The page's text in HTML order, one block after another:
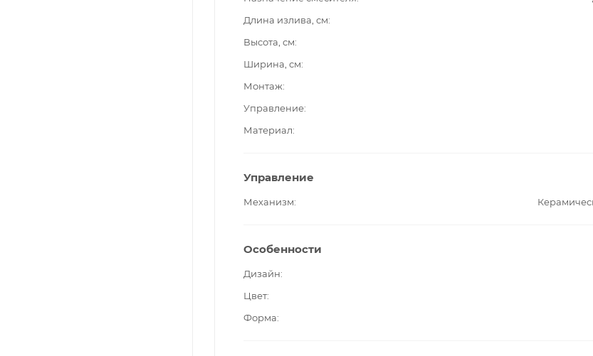
Длина излива, см
Высота, см
Ширина, см
Монтаж
Управление
Материал
Управление
Механизм
Особенности
Дизайн
Цвет
Форма